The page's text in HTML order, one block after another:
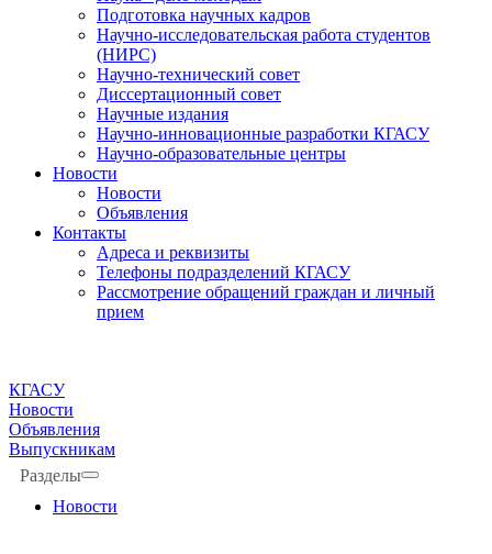
Подготовка научных кадров
Научно-исследовательская работа студентов
(НИРС)
Научно-технический совет
Диссертационный совет
Научные издания
Научно-инновационные разработки КГАСУ
Научно-образовательные центры
Новости
Новости
Объявления
Контакты
Адреса и реквизиты
Телефоны подразделений КГАСУ
Рассмотрение обращений граждан и личный
прием
КГАСУ
Новости
Объявления
Выпускникам
Разделы
Новости